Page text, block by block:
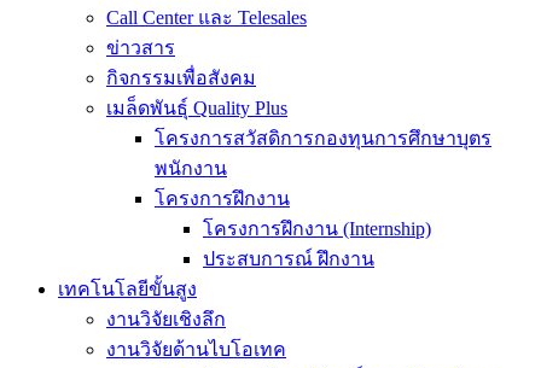
Call Center และ Telesales
ข่าวสาร
กิจกรรมเพื่อสังคม
เมล็ดพันธุ์ Quality Plus
โครงการสวัสดิการกองทุนการศึกษาบุตร
พนักงาน
โครงการฝึกงาน
โครงการฝึกงาน (Internship)
ประสบการณ์ ฝึกงาน
เทคโนโลยีขั้นสูง
งานวิจัยเชิงลึก
งานวิจัยด้านไบโอเทค